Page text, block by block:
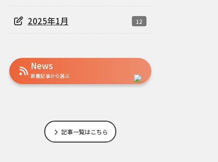
2025年1月 12
News
新着記事から選ぶ
記事一覧はこちら